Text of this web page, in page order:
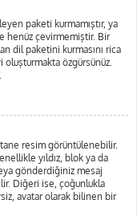
paketi kurmamıştır, ya
henüz çevirmemiştir. Bir
dil paketini kurmasını rica
özgürsünüz.
tane resim görüntülenebilir.
yıldız, blok ya da
gönderdiğiniz mesaj
Diğeri ise, çoğunlukla
avatar olarak bilinen bir